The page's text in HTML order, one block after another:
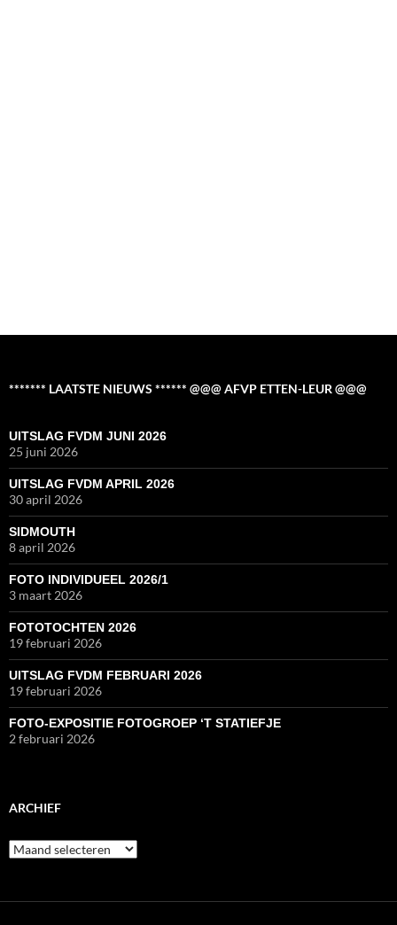
******* LAATSTE NIEUWS ****** @@@ AFVP ETTEN-LEUR @@@
UITSLAG FVDM JUNI 2026
25 juni 2026
UITSLAG FVDM APRIL 2026
30 april 2026
SIDMOUTH
8 april 2026
FOTO INDIVIDUEEL 2026/1
3 maart 2026
FOTOTOCHTEN 2026
19 februari 2026
UITSLAG FVDM FEBRUARI 2026
19 februari 2026
FOTO-EXPOSITIE FOTOGROEP ‘T STATIEFJE
2 februari 2026
ARCHIEF
Archief